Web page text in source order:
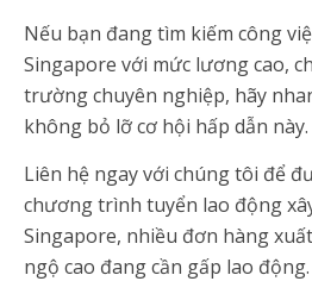
Nếu bạn đang tìm kiếm công
Singapore với mức lương cao,
trường chuyên nghiệp, hãy
không bỏ lỡ cơ hội hấp dẫn này.
Liên hệ ngay với chúng tôi để
chương trình tuyển lao động
Singapore, nhiều đơn hàng
ngộ cao đang cần gấp lao động.